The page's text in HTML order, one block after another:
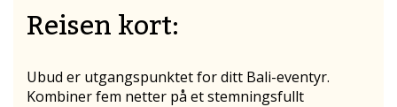
Reisen kort:
Ubud er utgangspunktet for ditt Bali-eventyr.
Kombiner fem netter på et stemningsfullt